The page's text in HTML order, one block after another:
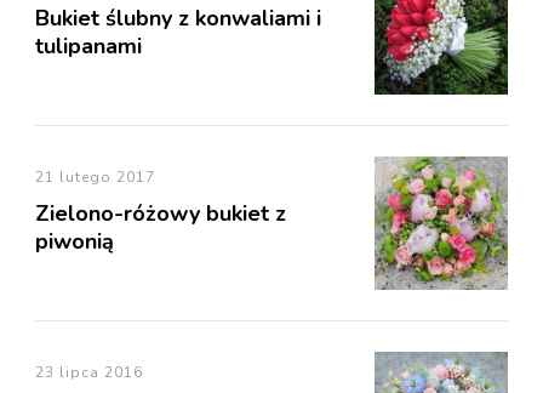
Bukiet ślubny z konwaliami i
tulipanami
21 lutego 2017
Zielono-różowy bukiet z
piwonią
23 lipca 2016